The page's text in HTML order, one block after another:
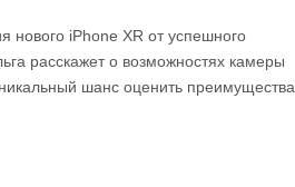
нового iPhone XR от успешного
расскажет о возможностях камеры
шанс оценить преимущества